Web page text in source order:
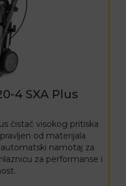
4 SXA Plus
čistač visokog pritiska
od materijala
namotaj za
za performanse i